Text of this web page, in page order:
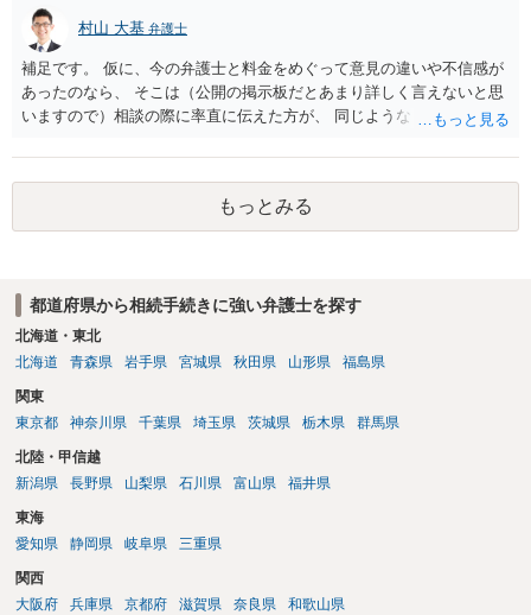
裁判所の場で話し合い・調整をする方法が有効とされています。 どの
方法で進めるべきか、という点に関して公開の場でアドバイスするの
にも限界があるかと思いますので、具体的な資料等をご持参の上、弁
護士の相談されることをお勧めします。
村山 大基 弁護士
補足です。 仮に、今の弁護士と料金をめぐって意見の違いや不信感が
あったのなら、 そこは（公開の掲示板だとあまり詳しく言えないと思
いますので）相談の際に率直に伝えた方が、 同じようなトラブルを避
もっとみる
都道府県から相続手続きに強い弁護士を探す
北海道・東北
北海道
青森県 岩手県 宮城県 秋田県 山形県 福島県
関東
東京都
神奈川県 千葉県 埼玉県 茨城県 栃木県 群馬県
北陸・甲信越
新潟県
長野県 山梨県 石川県 富山県 福井県
東海
愛知県
静岡県 岐阜県 三重県
関西
大阪府
兵庫県 京都府 滋賀県 奈良県 和歌山県